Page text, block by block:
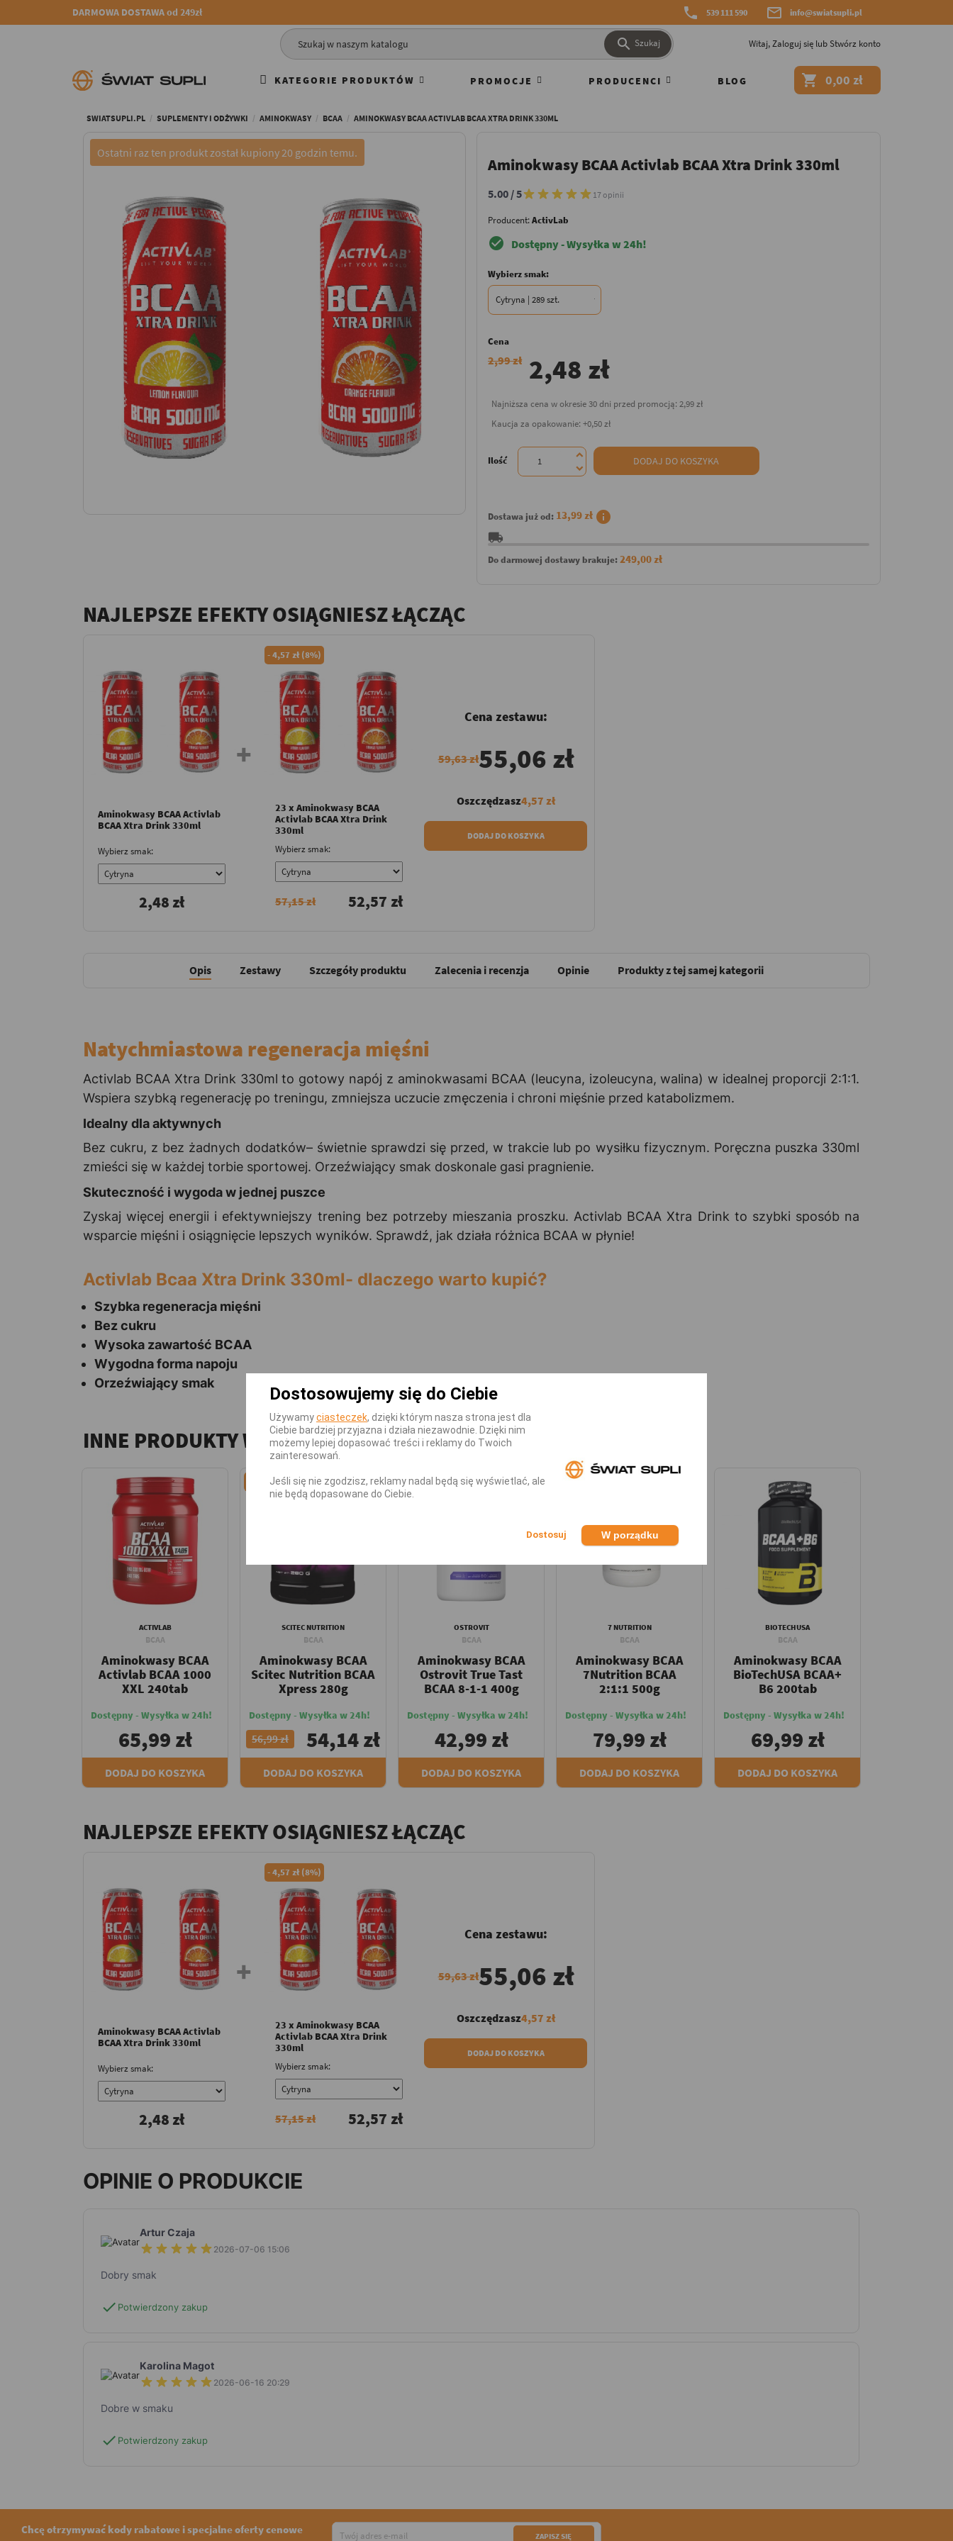
DARMOWA DOSTAWA od 249zł  539 111 590  info@swiatsupli.pl
 Szukaj Witaj,Zaloguj się lubStwórz konto
KATEGORIE PRODUKTÓW PROMOCJE PRODUCENCI BLOG  0,00 zł
SWIATSUPLI.PL SUPLEMENTY I ODŻYWKI AMINOKWASY BCAA AMINOKWASY BCAA ACTIVLAB BCAA XTRA DRINK 330ML
Aminokwasy BCAA Activlab BCAA Xtra Drink 330ml
5.00 / 5 17 opinii
Producent:ActivLab
check_circle Dostępny - Wysyłka w 24h!
Wybierz smak:
Cena
2,99 zł 2,48 zł
Najniższa cena w okresie 30 dni przed promocją: 2,99 zł
Kaucja za opakowanie: +0,50 zł
Ilość DODAJ DO KOSZYKA
Dostawa już od: 13,99 zł info
local_shipping
Do darmowej dostawy brakuje: 249,00 zł
NAJLEPSZE EFEKTY OSIĄGNIESZ ŁĄCZĄC
Aminokwasy BCAA Activlab
BCAA Xtra Drink 330ml
Wybierz smak:
2,48 zł
-4,57 zł (8%)
23 x Aminokwasy BCAA
Activlab BCAA Xtra Drink
330ml
Wybierz smak:
57,15 zł 52,57 zł
Cena zestawu:
59,63 zł55,06 zł
Oszczędzasz4,57 zł
DODAJ DO KOSZYKA
Opis Zestawy Szczegóły produktu Zalecenia i recenzja Opinie Produkty z tej samej kategorii
Natychmiastowa regeneracja mięśni
Activlab BCAA Xtra Drink 330ml to gotowy napój z aminokwasami BCAA (leucyna, izoleucyna, walina) w idealnej proporcji 2:1:1.
Wspiera szybką regenerację po treningu, zmniejsza uczucie zmęczenia i chroni mięśnie przed katabolizmem.
Idealny dla aktywnych
Bez cukru, z bez żadnych dodatków– świetnie sprawdzi się przed, w trakcie lub po wysiłku fizycznym. Poręczna puszka 330ml
zmieści się w każdej torbie sportowej. Orzeźwiający smak doskonale gasi pragnienie.
Skuteczność i wygoda w jednej puszce
Zyskaj więcej energii i efektywniejszy trening bez potrzeby mieszania proszku. Activlab BCAA Xtra Drink to szybki sposób na
wsparcie mięśni i osiągnięcie lepszych wyników. Sprawdź, jak działa różnica BCAA w płynie!
Activlab Bcaa Xtra Drink 330ml- dlaczego warto kupić?
Szybka regeneracja mięśni
Bez cukru
Wysoka zawartość BCAA
Wygodna forma napoju
Orzeźwiający smak
INNE PRODUKTY W TEJ KATEGORII
ACTIVLAB
BCAA
Aminokwasy BCAA
Activlab BCAA 1000
XXL 240tab
Dostępny - Wysyłka w 24h!
65,99 zł
DODAJ DO KOSZYKA
-2,85 zł
SCITEC NUTRITION
BCAA
Aminokwasy BCAA
Scitec Nutrition BCAA
Xpress 280g
Dostępny - Wysyłka w 24h!
56,99 zł 54,14 zł
DODAJ DO KOSZYKA
OSTROVIT
BCAA
Aminokwasy BCAA
Ostrovit True Tast
BCAA 8-1-1 400g
Dostępny - Wysyłka w 24h!
42,99 zł
DODAJ DO KOSZYKA
7 NUTRITION
BCAA
Aminokwasy BCAA
7Nutrition BCAA
2:1:1 500g
Dostępny - Wysyłka w 24h!
79,99 zł
DODAJ DO KOSZYKA
BIOTECHUSA
BCAA
Aminokwasy BCAA
BioTechUSA BCAA+
B6 200tab
Dostępny - Wysyłka w 24h!
69,99 zł
DODAJ DO KOSZYKA
NAJLEPSZE EFEKTY OSIĄGNIESZ ŁĄCZĄC
Aminokwasy BCAA Activlab
BCAA Xtra Drink 330ml
Wybierz smak:
2,48 zł
-4,57 zł (8%)
23 x Aminokwasy BCAA
Activlab BCAA Xtra Drink
330ml
Wybierz smak:
57,15 zł 52,57 zł
Cena zestawu:
59,63 zł55,06 zł
Oszczędzasz4,57 zł
DODAJ DO KOSZYKA
OPINIE O PRODUKCIE
Artur Czaja
2026-07-06 15:06
Dobry smak
check Potwierdzony zakup
Karolina Magot
2026-06-16 20:29
Dobre w smaku
check Potwierdzony zakup
Chcę otrzymywać kody rabatowe i specjalne oferty cenowe
Dostosowujemy się do Ciebie
Używamyciasteczek, dzięki którym nasza strona jest dla
Ciebie bardziej przyjazna i działa niezawodnie. Dzięki nim
możemy lepiej dopasować treści i reklamy do Twoich
zainteresowań.
Jeśli się nie zgodzisz, reklamy nadal będą się wyświetlać, ale
nie będą dopasowane do Ciebie.
W porządku